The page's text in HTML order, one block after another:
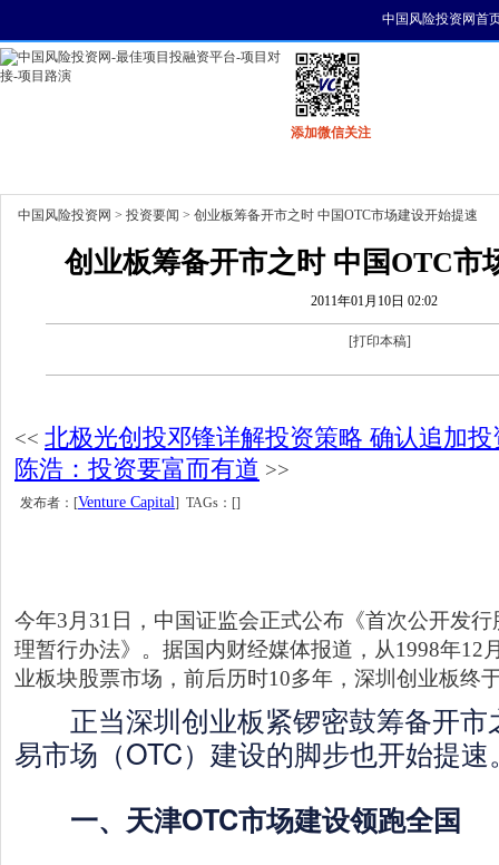
中国风险投资网首
添加微信关注
中国风险投资网 > 投资要闻 > 创业板筹备开市之时 中国OTC市场建设开始提速
创业板筹备开市之时 中国OTC市
2011年01月10日 02:02
[打印本稿]
<< 北极光创投邓锋详解投资策略 确认追加
陈浩：投资要富而有道 >>
发布者：[Venture Capital] TAGs：[]
今年3月31日，中国证监会正式公布《首次公开发
理暂行办法》。据国内财经媒体报道，从1998年12
业板块股票市场，前后历时10多年，深圳创业板终
正当深圳创业板紧锣密鼓筹备开市
易市场（OTC）建设的脚步也开始提速
一、天津OTC市场建设领跑全国